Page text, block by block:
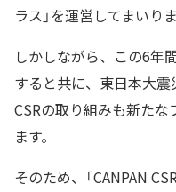
ラス」を運営してまいり
しかしながら、この6年
すると共に、東日本大
CSRの取り組みも新た
ます。
そのため、「CANPAN